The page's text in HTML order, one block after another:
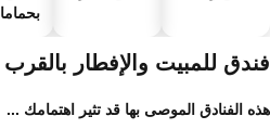
للمبيت والإفطار
الفنادق الموصى بها قد تثير اهتمامك ...